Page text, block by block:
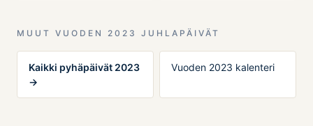
MUUT VUODEN 2023 JUHLAPÄIVÄT
Kaikki pyhäpäivät 2023
→
Vuoden 2023 kalenteri